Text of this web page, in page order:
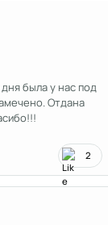
была у нас под
Отдана
2